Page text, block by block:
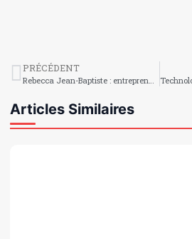
PRÉCÉDENT
Rebecca Jean-Baptiste : entreprendre malgré l’adversité
Articles Similaires